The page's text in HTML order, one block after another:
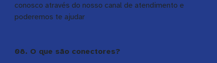
conosco através do nosso canal de atendimento e
poderemos te ajudar
08. O que são conectores?